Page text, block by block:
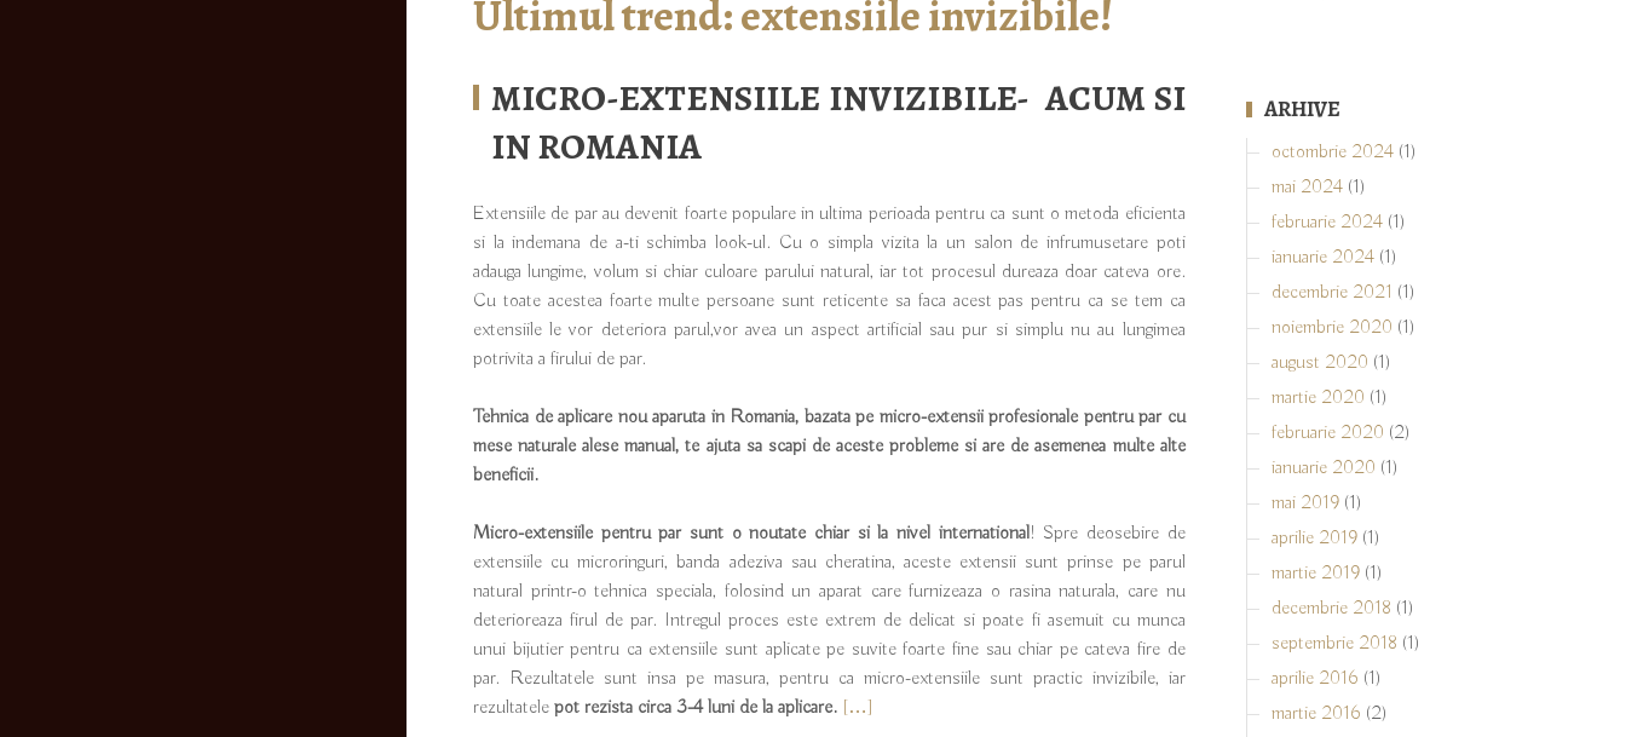
Ultimul trend: extensiile invizibile!
MICRO-EXTENSIILE INVIZIBILE- ACUM SI
IN ROMANIA
Extensiile de par au devenit foarte populare in ultima perioada pentru ca sunt o metoda eficienta
si la indemana de a-ti schimba look-ul. Cu o simpla vizita la un salon de infrumusetare poti
adauga lungime, volum si chiar culoare parului natural, iar tot procesul dureaza doar cateva ore.
Cu toate acestea foarte multe persoane sunt reticente sa faca acest pas pentru ca se tem ca
extensiile le vor deteriora parul,vor avea un aspect artificial sau pur si simplu nu au lungimea
potrivita a firului de par.
Tehnica de aplicare nou aparuta in Romania, bazata pe micro-extensii profesionale pentru par cu
mese naturale alese manual, te ajuta sa scapi de aceste probleme si are de asemenea multe alte
beneficii.
Micro-extensiile pentru par sunt o noutate chiar si la nivel international! Spre deosebire de
extensiile cu microringuri, banda adeziva sau cheratina, aceste extensii sunt prinse pe parul
natural printr-o tehnica speciala, folosind un aparat care furnizeaza o rasina naturala, care nu
deterioreaza firul de par. Intregul proces este extrem de delicat si poate fi asemuit cu munca
unui bijutier pentru ca extensiile sunt aplicate pe suvite foarte fine sau chiar pe cateva fire de
par. Rezultatele sunt insa pe masura, pentru ca micro-extensiile sunt practic invizibile, iar
rezultatele pot rezista circa 3-4 luni de la aplicare. […]
ARHIVE
octombrie 2024(1)
mai 2024(1)
februarie 2024(1)
ianuarie 2024(1)
decembrie 2021 (1)
noiembrie 2020 (1)
august 2020 (1)
martie 2020 (1)
februarie 2020 (2)
ianuarie 2020 (1)
mai 2019(1)
aprilie 2019(1)
martie 2019(1)
decembrie 2018 (1)
septembrie 2018 (1)
aprilie 2016 (1)
martie 2016 (2)